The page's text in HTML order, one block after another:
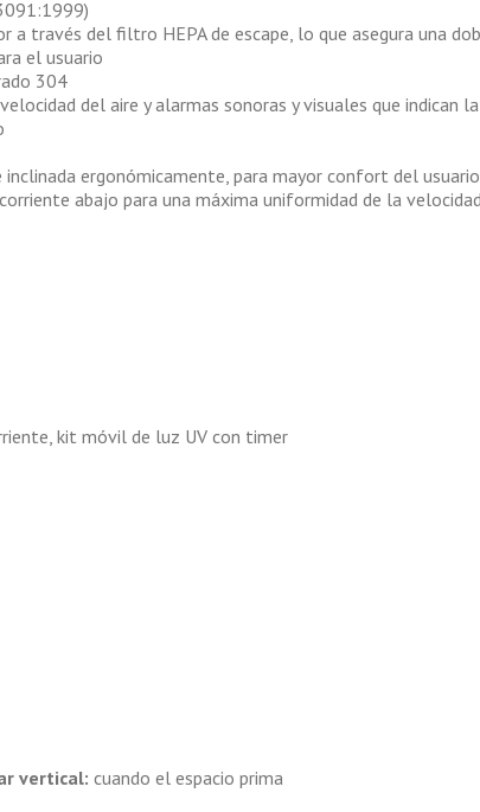
a través del filtro HEPA de escape, lo que asegura una
el usuario
304
del aire y alarmas sonoras y visuales que indican la
ergonómicamente, para mayor confort del usuario
abajo para una máxima uniformidad de la
kit móvil de luz UV con timer
vertical: cuando el espacio prima